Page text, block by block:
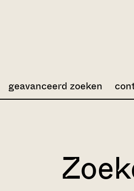
geavanceerd zoeken